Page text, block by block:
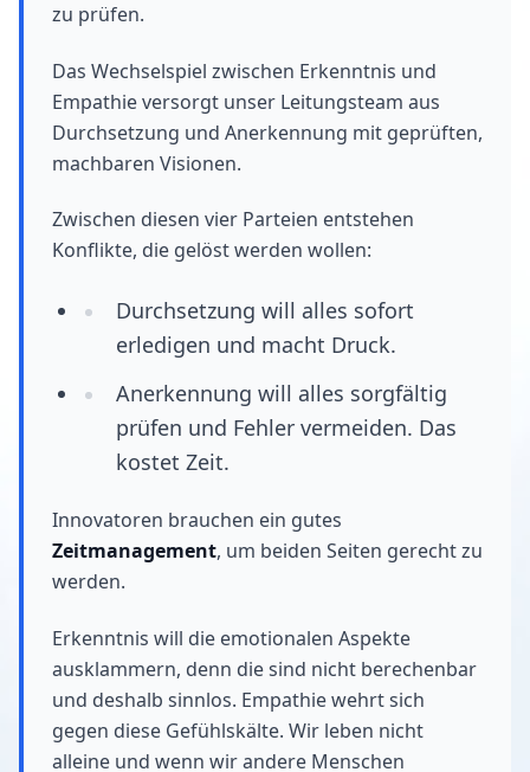
zu prüfen.
Das Wechselspiel zwischen Erkenntnis und
Empathie versorgt unser Leitungsteam aus
Durchsetzung und Anerkennung mit geprüften,
machbaren Visionen.
Zwischen diesen vier Parteien entstehen
Konflikte, die gelöst werden wollen:
Durchsetzung will alles sofort
erledigen und macht Druck.
Anerkennung will alles sorgfältig
prüfen und Fehler vermeiden. Das
kostet Zeit.
Innovatoren brauchen ein gutes
Zeitmanagement, um beiden Seiten gerecht zu
werden.
Erkenntnis will die emotionalen Aspekte
ausklammern, denn die sind nicht berechenbar
und deshalb sinnlos. Empathie wehrt sich
gegen diese Gefühlskälte. Wir leben nicht
alleine und wenn wir andere Menschen